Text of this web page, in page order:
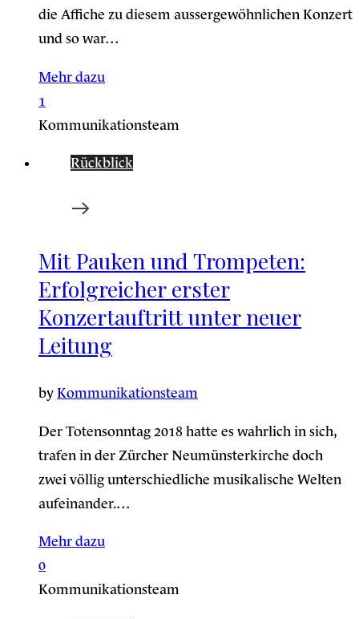
die Affiche zu diesem aussergewöhnlichen Konzert
und so war…
Mehr dazu
1
Kommunikationsteam
Rückblick
Mit Pauken und Trompeten:
Erfolgreicher erster
Konzertauftritt unter neuer
Leitung
by Kommunikationsteam
Der Totensonntag 2018 hatte es wahrlich in sich,
trafen in der Zürcher Neumünsterkirche doch
zwei völlig unterschiedliche musikalische Welten
aufeinander.…
Mehr dazu
0
Kommunikationsteam